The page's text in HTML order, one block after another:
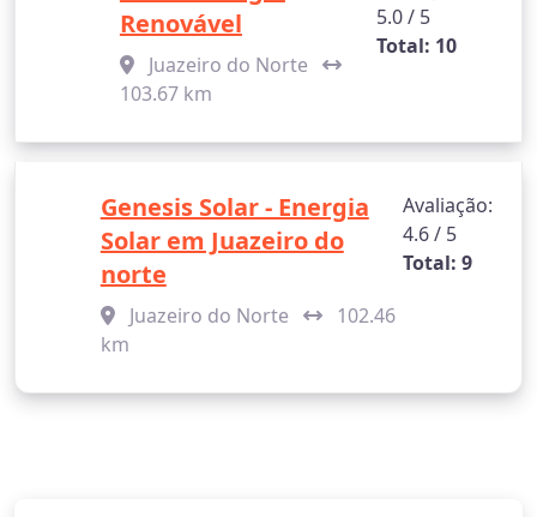
Renovável
Juazeiro do Norte
103.67 km
5.0 / 5
Total: 10
Genesis Solar - Energia
Solar em Juazeiro do
norte
Juazeiro do Norte
102.46
km
Avaliação:
4.6 / 5
Total: 9